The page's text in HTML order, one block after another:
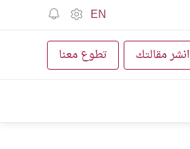
EN
انشر مقالتك تطوع معنا